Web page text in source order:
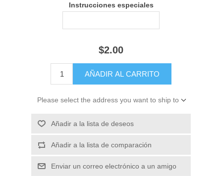
Instrucciones especiales
$2.00
Please select the address you want to ship to